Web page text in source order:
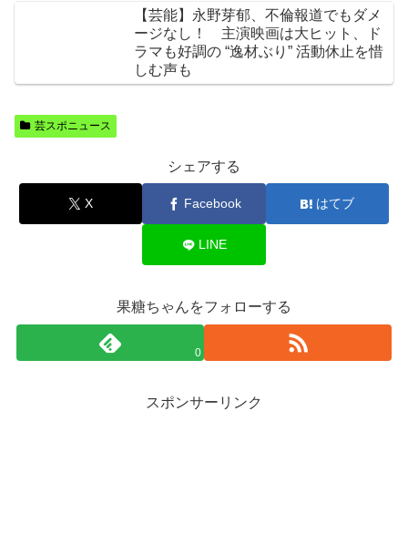
【芸能】永野芽郁、不倫報道でもダメ
ージなし！ 主演映画は大ヒット、ド
ラマも好調の “逸材ぶり” 活動休止を惜
しむ声も
芸スポニュース
シェアする
X Facebook はてブ
LINE
果糖ちゃんをフォローする
0
スポンサーリンク